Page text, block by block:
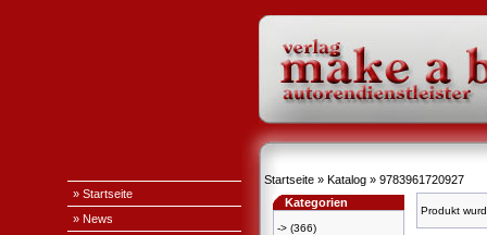
» Startseite
» News
Startseite » Katalog » 9783961720927
Kategorien
-> (366)
Produkt